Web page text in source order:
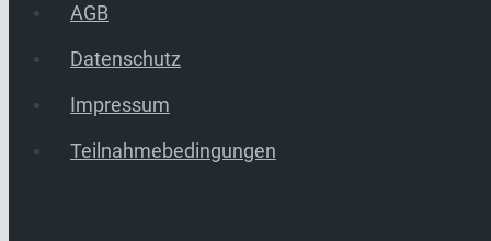
AGB
Datenschutz
Impressum
Teilnahmebedingungen